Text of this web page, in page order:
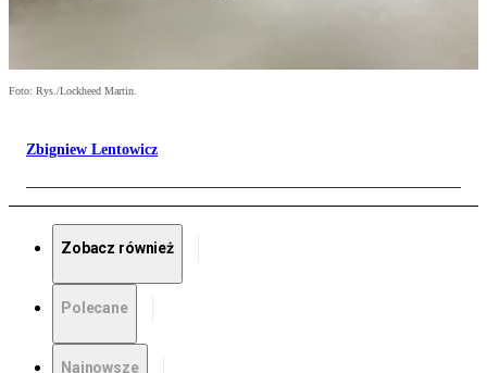
Foto: Rys./Lockheed Martin.
Zbigniew Lentowicz
Zobacz również
Polecane
Najnowsze